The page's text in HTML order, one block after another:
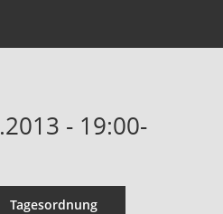
- 19:00-
Tagesordnung